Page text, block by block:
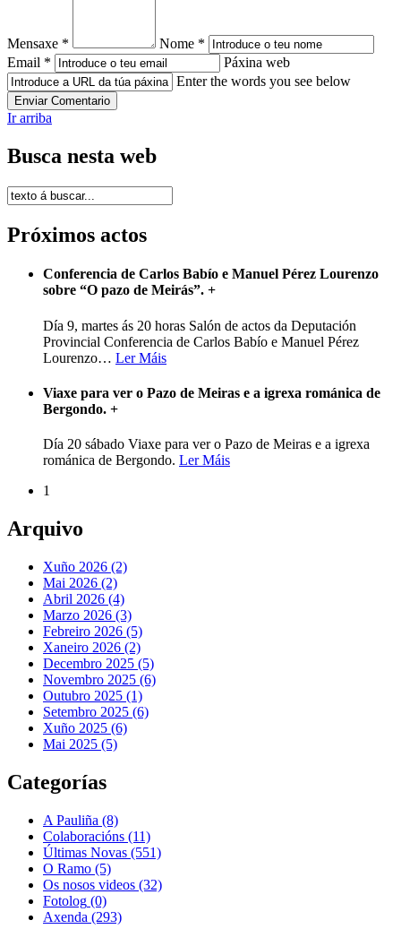
Mensaxe *
Nome *
Email *
Páxina web
Enter the words you see below
Ir arriba
Busca nesta web
Próximos actos
Conferencia de Carlos Babío e Manuel Pérez Lourenzo
sobre “O pazo de Meirás”. +
Día 9, martes ás 20 horas Salón de actos da Deputación
Provincial Conferencia de Carlos Babío e Manuel Pérez
Lourenzo… Ler Máis
Viaxe para ver o Pazo de Meiras e a igrexa románica de
Bergondo. +
Día 20 sábado Viaxe para ver o Pazo de Meiras e a igrexa
románica de Bergondo. Ler Máis
1
Arquivo
Xuño 2026 (2)
Mai 2026 (2)
Abril 2026 (4)
Marzo 2026 (3)
Febreiro 2026 (5)
Xaneiro 2026 (2)
Decembro 2025 (5)
Novembro 2025 (6)
Outubro 2025 (1)
Setembro 2025 (6)
Xuño 2025 (6)
Mai 2025 (5)
Categorías
A Pauliña (8)
Colaboracións (11)
Últimas Novas (551)
O Ramo (5)
Os nosos videos (32)
Fotolog (0)
Axenda (293)